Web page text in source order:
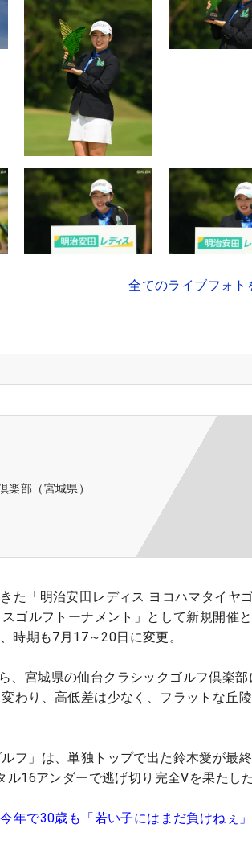
全てのライブフォト
楽部（宮城県）
た「明治安田レディス ヨコハマタイヤ
ゴルフトーナメント」として新規開催
時期も7月17～20日に変更。
、宮城県の仙台クラシックゴルフ倶楽部
わり、高低差は少なく、フラットな丘
フ」は、単独トップで出た鈴木愛が最
16アンダーで逃げ切り完全Vを果たし
年で30歳も「若い子にはまだ負けねぇ」